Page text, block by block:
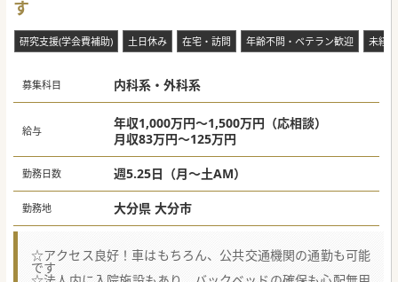
治す医療の限界を感じた先生には、これまでの臨床経験を在
宅医療で活かすというチャレンジをぜひしてもらいたいで
★☆コンサルタントからのメッセージ★☆
【職場環境と雰囲気】
は物腰が柔らかく、医師を大切にする温厚な気風が根付いて
います。
■複数診制によるチーム医療を推進しており、医師が一人で
孤立せず、互いに視野を広げながら診療に専念できる環境で
す。
■日祝休みや福利厚生として月5万円の住宅手当があり、県
内の主要なインターチェンジから10分以内と通勤の利便性も
高いです。
■坂が多い土地柄から通院困難な高齢者が増加しており、地
域における在宅医療へのニーズが急速に高まっています。
■将来的に常勤医師を5名体制へ拡充することを目指し、現
す
研究支援(学会費補助) 土日休み 在宅・訪問 年齢不問・ベテラン歓迎 未経
募集科目 内科系・外科系
給与
年収1,000万円～1,500万円（応相談）
月収83万円～125万円
勤務日数 週5.25日（月～土AM）
勤務地 大分県 大分市
☆アクセス良好！車はもちろん、公共交通機関の通勤も可能
です